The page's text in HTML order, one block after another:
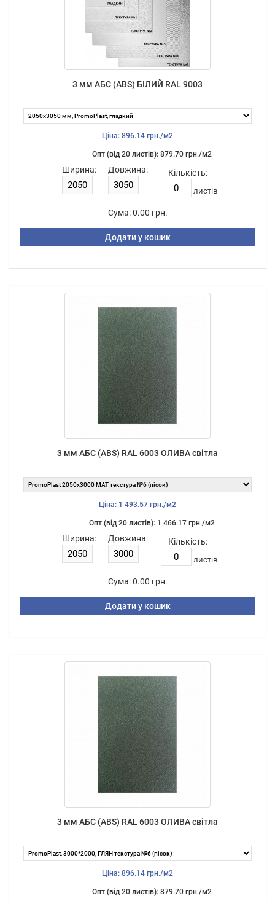
3 мм АБС (ABS) БІЛИЙ RAL 9003
Ціна: 896.14 грн./м2
Опт (від 20 листiв): 879.70 грн./м2
Ширина: Довжина: Кількість:
листiв
Сума: 0.00 грн.
Додати у кошик
3 мм АБС (ABS) RAL 6003 ОЛИВА світла
Ціна: 1 493.57 грн./м2
Опт (від 20 листiв): 1 466.17 грн./м2
Ширина: Довжина: Кількість:
листiв
Сума: 0.00 грн.
Додати у кошик
3 мм АБС (ABS) RAL 6003 ОЛИВА світла
Ціна: 896.14 грн./м2
Опт (від 20 листiв): 879.70 грн./м2